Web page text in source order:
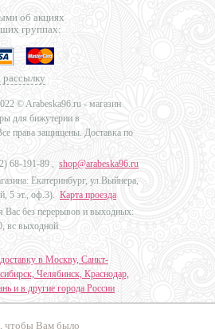
чтобы Вам было
об акциях
группах:
рассылку
© Arabeska96.ru - магазин
для бижутерии в
права защищены. Доставка по
68-191-89 , shop@arabeska96.ru
Екатеринбург, ул.Выйнера,
5 эт., оф.3). Карта проезда
Вас без перерывов и выходных:
вс выходной
доставку в Москву, Санкт-
Челябинск, Краснодар,
и в другие города России .